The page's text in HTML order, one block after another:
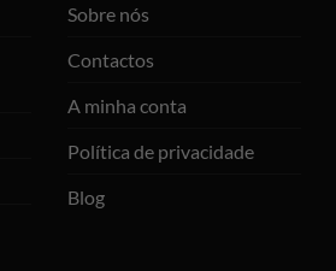
Sobre nós
Contactos
A minha conta
Política de privacidade
Blog